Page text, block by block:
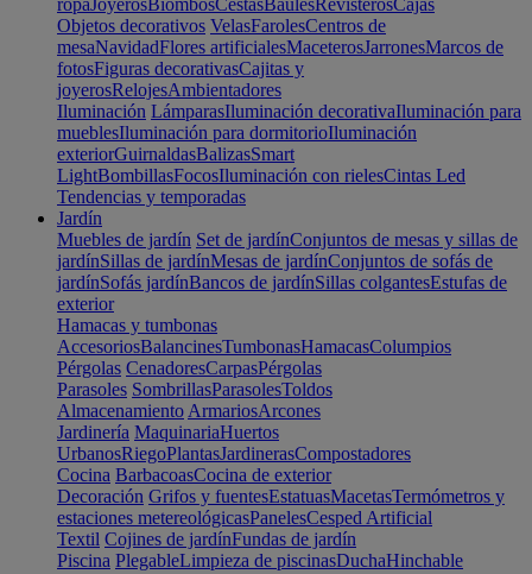
ropaJoyerosBiombosCestasBaúlesRevisterosCajas
Objetos decorativos VelasFarolesCentros de
mesaNavidadFlores artificialesMaceterosJarronesMarcos de
fotosFiguras decorativasCajitas y
joyerosRelojesAmbientadores
Iluminación LámparasIluminación decorativaIluminación para
mueblesIluminación para dormitorioIluminación
exteriorGuirnaldasBalizasSmart
LightBombillasFocosIluminación con rielesCintas Led
Tendencias y temporadas
Jardín
Muebles de jardín Set de jardínConjuntos de mesas y sillas de
jardínSillas de jardínMesas de jardínConjuntos de sofás de
jardínSofás jardínBancos de jardínSillas colgantesEstufas de
exterior
Hamacas y tumbonas
AccesoriosBalancinesTumbonasHamacasColumpios
Pérgolas CenadoresCarpasPérgolas
Parasoles SombrillasParasolesToldos
Almacenamiento ArmariosArcones
Jardinería MaquinariaHuertos
UrbanosRiegoPlantasJardinerasCompostadores
Cocina BarbacoasCocina de exterior
Decoración Grifos y fuentesEstatuasMacetasTermómetros y
estaciones metereológicasPanelesCesped Artificial
Textil Cojines de jardínFundas de jardín
Piscina PlegableLimpieza de piscinasDuchaHinchable